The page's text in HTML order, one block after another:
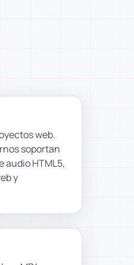
web.
soportan
audio HTML5,
y